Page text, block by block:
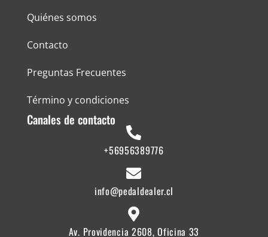
Quiénes somos
Contacto
Preguntas Frecuentes
Término y condiciones
Canales de contacto
+56956389776
info@pedaldealer.cl
Av. Providencia 2608, Oficina 33